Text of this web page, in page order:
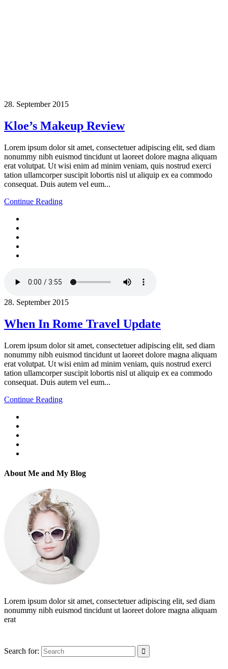
28. September 2015
Kloe’s Makeup Review
Lorem ipsum dolor sit amet, consectetuer adipiscing elit, sed diam
nonummy nibh euismod tincidunt ut laoreet dolore magna aliquam
erat volutpat. Ut wisi enim ad minim veniam, quis nostrud exerci
tation ullamcorper suscipit lobortis nisl ut aliquip ex ea commodo
consequat. Duis autem vel eum...
Continue Reading
28. September 2015
When In Rome Travel Update
Lorem ipsum dolor sit amet, consectetuer adipiscing elit, sed diam
nonummy nibh euismod tincidunt ut laoreet dolore magna aliquam
erat volutpat. Ut wisi enim ad minim veniam, quis nostrud exerci
tation ullamcorper suscipit lobortis nisl ut aliquip ex ea commodo
consequat. Duis autem vel eum...
Continue Reading
About Me and My Blog
Lorem ipsum dolor sit amet, consectetuer adipiscing elit, sed diam
nonummy nibh euismod tincidunt ut laoreet dolore magna aliquam
erat
Search for: